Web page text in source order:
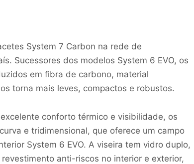
System 7 Carbon na rede de
Sucessores dos modelos System 6 EVO, os
em fibra de carbono, material
torna mais leves, compactos e robustos.
conforto térmico e visibilidade, os
e tridimensional, que oferece um campo
System 6 EVO. A viseira tem vidro duplo,
anti-riscos no interior e exterior,